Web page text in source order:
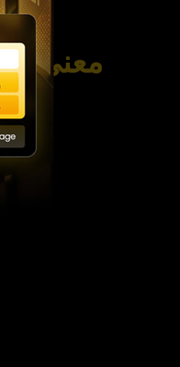
معنى